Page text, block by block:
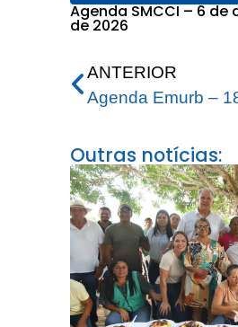
Agenda SMCCI – 6 de
de 2026
ANTERIOR
Agenda Emurb –
Outras notícias: